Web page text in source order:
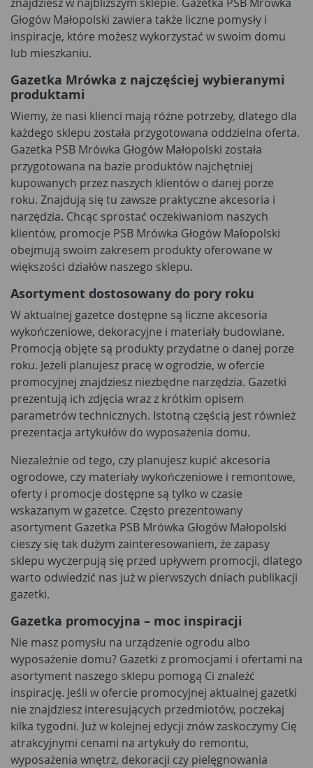
Głogów Małopolski zawiera także liczne pomysły i
inspiracje, które możesz wykorzystać w swoim domu
lub mieszkaniu.
Gazetka Mrówka z najczęściej wybieranymi
produktami
Wiemy, że nasi klienci mają różne potrzeby, dlatego dla
każdego sklepu została przygotowana oddzielna oferta.
Gazetka PSB Mrówka Głogów Małopolski została
przygotowana na bazie produktów najchętniej
kupowanych przez naszych klientów o danej porze
roku. Znajdują się tu zawsze praktyczne akcesoria i
narzędzia. Chcąc sprostać oczekiwaniom naszych
klientów, promocje PSB Mrówka Głogów Małopolski
obejmują swoim zakresem produkty oferowane w
większości działów naszego sklepu.
Asortyment dostosowany do pory roku
W aktualnej gazetce dostępne są liczne akcesoria
wykończeniowe, dekoracyjne i materiały budowlane.
Promocją objęte są produkty przydatne o danej porze
roku. Jeżeli planujesz pracę w ogrodzie, w ofercie
promocyjnej znajdziesz niezbędne narzędzia. Gazetki
prezentują ich zdjęcia wraz z krótkim opisem
parametrów technicznych. Istotną częścią jest również
prezentacja artykułów do wyposażenia domu.
Niezależnie od tego, czy planujesz kupić akcesoria
ogrodowe, czy materiały wykończeniowe i remontowe,
oferty i promocje dostępne są tylko w czasie
wskazanym w gazetce. Często prezentowany
asortyment Gazetka PSB Mrówka Głogów Małopolski
cieszy się tak dużym zainteresowaniem, że zapasy
sklepu wyczerpują się przed upływem promocji, dlatego
warto odwiedzić nas już w pierwszych dniach publikacji
gazetki.
Gazetka promocyjna – moc inspiracji
Nie masz pomysłu na urządzenie ogrodu albo
wyposażenie domu? Gazetki z promocjami i ofertami na
asortyment naszego sklepu pomogą Ci znaleźć
inspirację. Jeśli w ofercie promocyjnej aktualnej gazetki
nie znajdziesz interesujących przedmiotów, poczekaj
kilka tygodni. Już w kolejnej edycji znów zaskoczymy Cię
atrakcyjnymi cenami na artykuły do remontu,
wyposażenia wnętrz, dekoracji czy pielęgnowania